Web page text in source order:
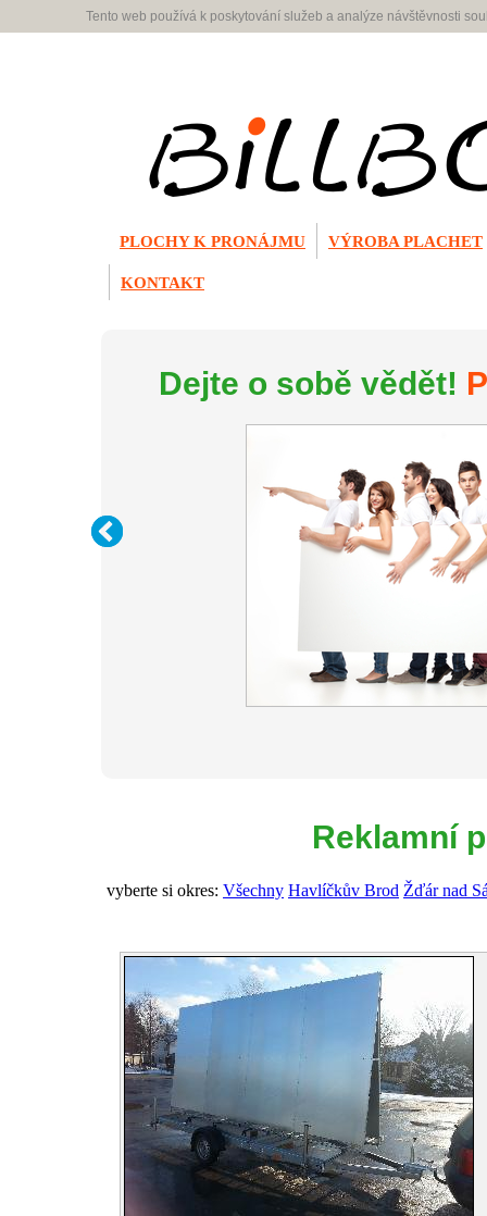
Tento web používá k poskytování služeb a analýze návštěvnosti
PLOCHY K PRONÁJMU VÝROBA PLACHET
KONTAKT
Dejte o sobě vědět!
Reklamní
vyberte si okres: Všechny Havlíčkův Brod Žďár nad